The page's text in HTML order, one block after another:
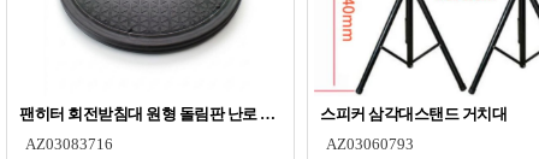
팬히터 회전받침대 원형 돌림판 난로 회전판
AZ03083716
스피커 삼각대스탠드 거치대
AZ03060793